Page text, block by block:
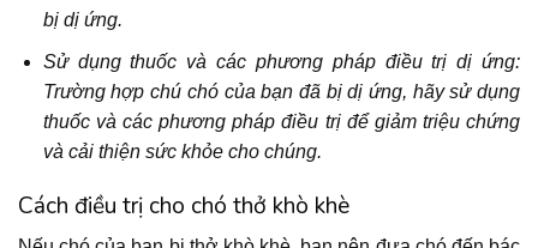
bị dị ứng.
Sử dụng thuốc và các phương pháp điều trị dị ứng:
Trường hợp chú chó của bạn đã bị dị ứng, hãy sử dụng
thuốc và các phương pháp điều trị để giảm triệu chứng
và cải thiện sức khỏe cho chúng.
Cách điều trị cho chó thở khò khè